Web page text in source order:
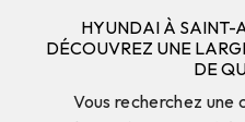
HYUNDAI À SAINT-
DÉCOUVREZ UNE
DE
Vous recherchez une